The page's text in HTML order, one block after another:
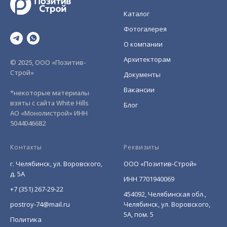
© 2025, ООО «Позитив-
Строй»
*некоторые материалы
взяты с сайта White Hills
АО «Монолистрой» ИНН
5044046682
Каталог
Фотогалерея
О компании
Архитекторам
Документы
Вакансии
Блог
Контакты
г. Челябинск, ул. Воровского,
д. 5А
+7 (351) 267-29-22
postroy-74@mail.ru
Политика
Реквизиты
ООО «Позитив-Строй»
ИНН 7701940069
454092, Челябинская обл.,
Челябинск, ул. Воровского,
5А, пом. 5